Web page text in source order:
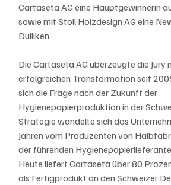
Cartaseta AG eine Hauptgewinnerin
sowie mit Stoll Holzdesign AG eine
Dulliken.
Die Cartaseta AG überzeugte die Jury
erfolgreichen Transformation seit
sich die Frage nach der Zukunft der
Hygienepapierproduktion in der
Strategie wandelte sich das
Jahren vom Produzenten von
der führenden
Heute liefert Cartaseta über 80
als Fertigprodukt an den Schweizer